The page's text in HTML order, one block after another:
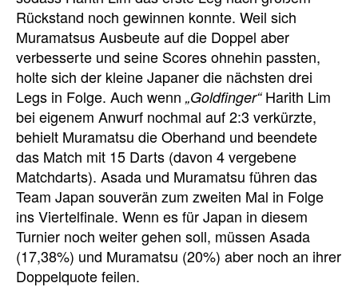
Rückstand noch gewinnen konnte. Weil sich
Muramatsus Ausbeute auf die Doppel aber
verbesserte und seine Scores ohnehin passten,
holte sich der kleine Japaner die nächsten drei
Legs in Folge. Auch wenn „Goldfinger“Harith Lim
bei eigenem Anwurf nochmal auf 2:3 verkürzte,
behielt Muramatsu die Oberhand und beendete
das Match mit 15 Darts (davon 4 vergebene
Matchdarts). Asada und Muramatsu führen das
Team Japan souverän zum zweiten Mal in Folge
ins Viertelfinale. Wenn es für Japan in diesem
Turnier noch weiter gehen soll, müssen Asada
(17,38%) und Muramatsu (20%) aber noch an ihrer
Doppelquote feilen.